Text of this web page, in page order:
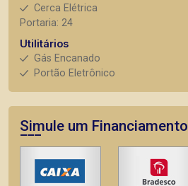
Cerca Elétrica
Portaria: 24
Utilitários
Gás Encanado
Portão Eletrônico
Simule um Financiamento